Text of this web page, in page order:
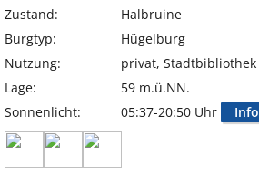
Zustand:
Halbruine
Burgtyp:
Hügelburg
Nutzung:
privat, Stadtbibliothek
Lage:
59 m.ü.NN.
Sonnenlicht:
05:37-20:50 Uhr Info